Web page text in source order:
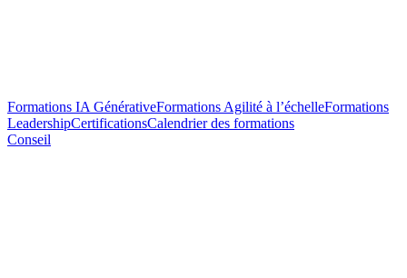
Formations IA GénérativeFormations Agilité à l’échelleFormations
LeadershipCertificationsCalendrier des formations
Conseil